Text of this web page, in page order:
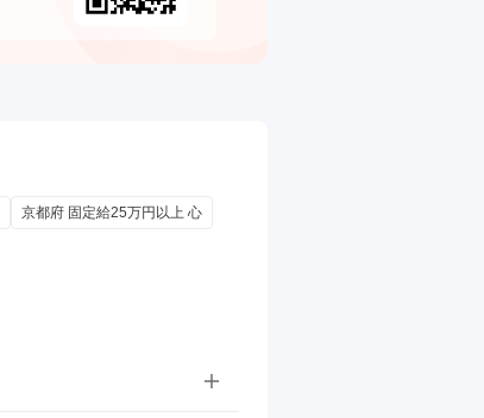
京都府 固定給25万円以上 心